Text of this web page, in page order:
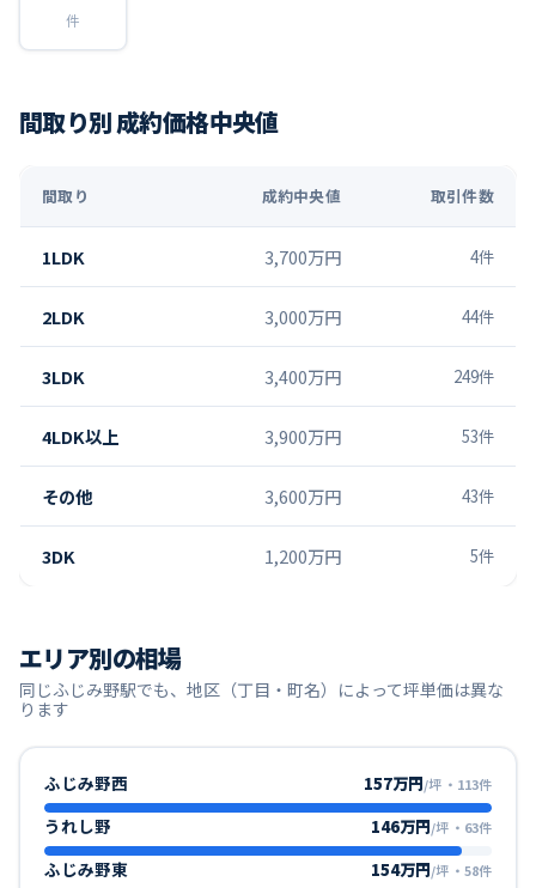
件
間取り別 成約価格中央値
間取り 成約中央値 取引件数
1LDK 3,700万円 4件
2LDK 3,000万円 44件
3LDK 3,400万円 249件
4LDK以上 3,900万円 53件
その他 3,600万円 43件
3DK 1,200万円 5件
エリア別の相場
同じふじみ野駅でも、地区（丁目・町名）によって坪単価は異な
ります
ふじみ野西 157万円/坪 ・ 113件
うれし野 146万円/坪 ・ 63件
ふじみ野東 154万円/坪 ・ 58件